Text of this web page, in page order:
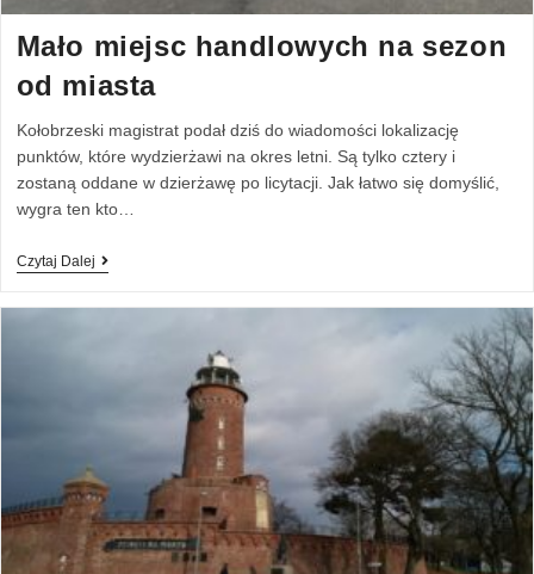
Mało miejsc handlowych na sezon
od miasta
Kołobrzeski magistrat podał dziś do wiadomości lokalizację
punktów, które wydzierżawi na okres letni. Są tylko cztery i
zostaną oddane w dzierżawę po licytacji. Jak łatwo się domyślić,
wygra ten kto…
Czytaj Dalej